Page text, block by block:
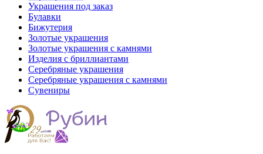
Украшения под заказ
Булавки
Бижутерия
Золотые украшения
Золотые украшения с камнями
Изделия с бриллиантами
Серебряные украшения
Серебряные украшения с камнями
Сувениры